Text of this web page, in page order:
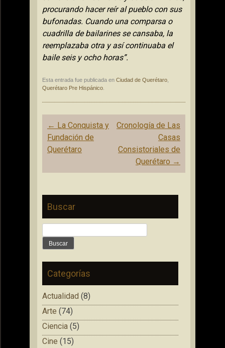
procurando hacer reír al pueblo con sus
bufonadas. Cuando una comparsa o
cuadrilla de bailarines se cansaba, la
reemplazaba otra y así continuaba el
baile seis y ocho horas”.
Esta entrada fue publicada en Ciudad de Querétaro
Querétaro Pre Hispánico
Navegación
de
entradas
← La Conquista y
Fundación de
Querétaro
Cronología de Las
Casas
Consistoriales de
Querétaro →
Buscar
Categorías
Actualidad (8)
Arte (74)
Ciencia (5)
Cine (15)